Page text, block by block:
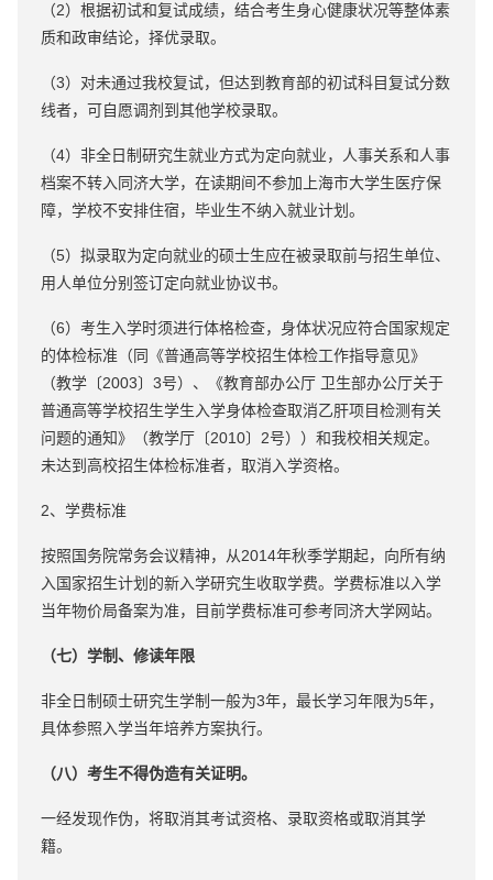
（2）根据初试和复试成绩，结合考生身心健康状况等整体素
质和政审结论，择优录取。
（3）对未通过我校复试，但达到教育部的初试科目复试分数
线者，可自愿调剂到其他学校录取。
（4）非全日制研究生就业方式为定向就业，人事关系和人事
档案不转入同济大学，在读期间不参加上海市大学生医疗保
障，学校不安排住宿，毕业生不纳入就业计划。
（5）拟录取为定向就业的硕士生应在被录取前与招生单位、
用人单位分别签订定向就业协议书。
（6）考生入学时须进行体格检查，身体状况应符合国家规定
的体检标准（同《普通高等学校招生体检工作指导意见》
（教学〔2003〕3号）、《教育部办公厅 卫生部办公厅关于
普通高等学校招生学生入学身体检查取消乙肝项目检测有关
问题的通知》（教学厅〔2010〕2号））和我校相关规定。
未达到高校招生体检标准者，取消入学资格。
2、学费标准
按照国务院常务会议精神，从2014年秋季学期起，向所有纳
入国家招生计划的新入学研究生收取学费。学费标准以入学
当年物价局备案为准，目前学费标准可参考同济大学网站。
（七）学制、修读年限
非全日制硕士研究生学制一般为3年，最长学习年限为5年，
具体参照入学当年培养方案执行。
（八）考生不得伪造有关证明。
一经发现作伪，将取消其考试资格、录取资格或取消其学
籍。